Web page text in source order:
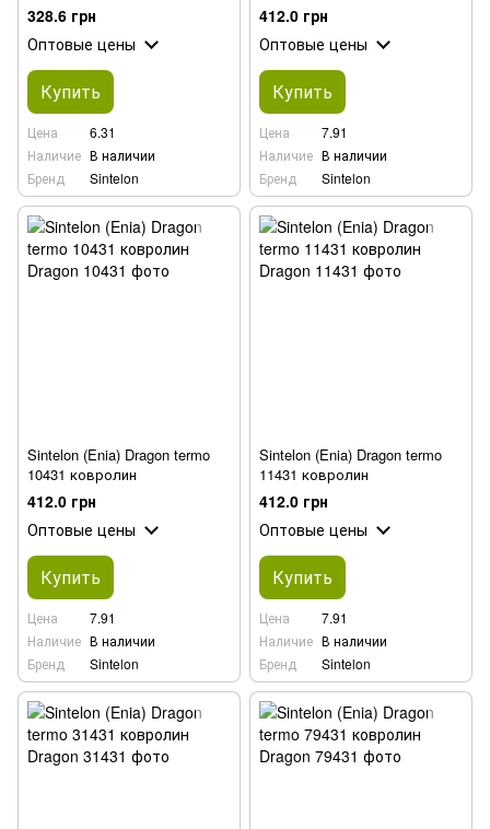
328.6 грн
Оптовые цены
Купить
Цена
6.31
Наличие В наличии
Бренд
Sintelon
412.0 грн
Оптовые цены
Купить
Цена
7.91
Наличие В наличии
Бренд
Sintelon
Sintelon (Enia) Dragon termo
10431 ковролин
412.0 грн
Оптовые цены
Купить
Цена
7.91
Наличие В наличии
Бренд
Sintelon
Sintelon (Enia) Dragon termo
11431 ковролин
412.0 грн
Оптовые цены
Купить
Цена
7.91
Наличие В наличии
Бренд
Sintelon